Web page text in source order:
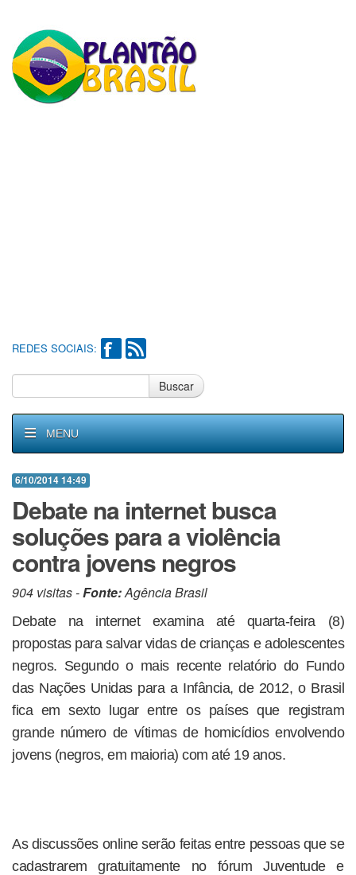
REDES SOCIAIS:
Buscar
MENU
6/10/2014 14:49
Debate na internet busca
soluções para a violência
contra jovens negros
904 visitas -Fonte:Agência Brasil
Debate na internet examina até quarta-feira (8)
propostas para salvar vidas de crianças e adolescentes
negros. Segundo o mais recente relatório do Fundo
das Nações Unidas para a Infância, de 2012, o Brasil
fica em sexto lugar entre os países que registram
grande número de vítimas de homicídios envolvendo
jovens (negros, em maioria) com até 19 anos.
As discussões online serão feitas entre pessoas que se
cadastrarem gratuitamente no fórum Juventude e